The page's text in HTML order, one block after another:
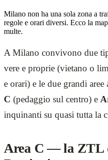
Milano non ha una sola zona a
regole e orari diversi. Ecco la
multe.
A Milano convivono due
vere e proprie (vietano o
e orari) e le due grandi
C (pedaggio sul centro) e
inquinanti su quasi tutta la
Area C — la ZTL